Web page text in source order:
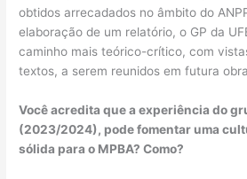
obtidos arrecadados no âmbito do
elaboração de um relatório, o GP da
caminho mais teórico-crítico, com
textos, a serem reunidos em futura
Você acredita que a experiência do
(2023/2024), pode fomentar uma
sólida para o MPBA? Como?